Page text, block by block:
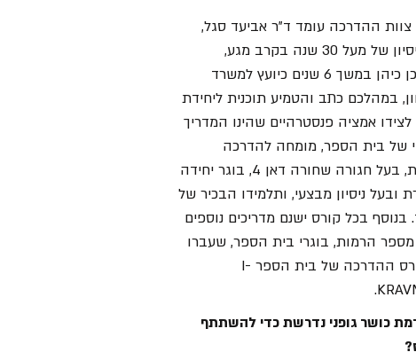
ההדרכה עומד ד"ר אביעד סגל,
בעל ניסיון של מעל 30 שנה בקרב מגע,
שמתוכן כיהן במשך 6 שנים כיועץ למשרד
במהלכם כתב והטמיע תוכנית ליחידת
לצידו אמציה פנסטרהיים שהינו המדריך
של בית הספר, מומחה להדרכה
אזרחית, בעל חגורה שחורה דאן 4, בוגר יחידה
ובעל ניסיון מבצעי, ותלמידו הבכיר של
בנוסף בכל קורס ישנם מדריכים נוספים
הרמות, בוגרי בית הספר, שעברו
את קורס ההדרכה של בית הספר I-
כושר גופני נדרשת כדי להשתתף